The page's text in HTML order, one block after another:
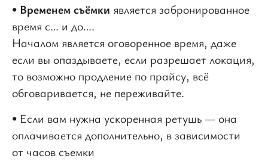
• Временем съёмки является забронированное
время с… и до….
Началом является оговоренное время, даже
если вы опаздываете, если разрешает локация,
то возможно продление по прайсу, всё
обговаривается, не переживайте.
• Если вам нужна ускоренная ретушь — она
оплачивается дополнительно, в зависимости
от часов съемки